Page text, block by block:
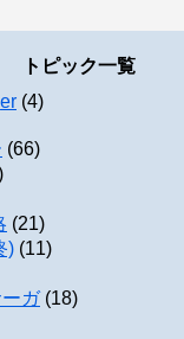
トピック一覧
(4)
(66)
(21)
) (11)
ガ(18)